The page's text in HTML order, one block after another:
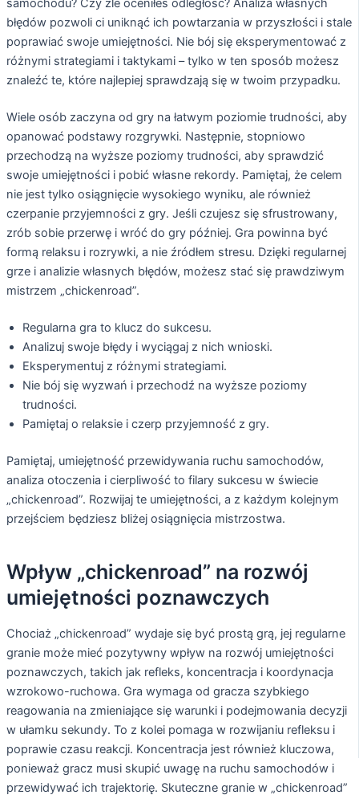
samochodu? Czy źle oceniłeś odległość? Analiza własnych
błędów pozwoli ci uniknąć ich powtarzania w przyszłości i stale
poprawiać swoje umiejętności. Nie bój się eksperymentować z
różnymi strategiami i taktykami – tylko w ten sposób możesz
znaleźć te, które najlepiej sprawdzają się w twoim przypadku.
Wiele osób zaczyna od gry na łatwym poziomie trudności, aby
opanować podstawy rozgrywki. Następnie, stopniowo
przechodzą na wyższe poziomy trudności, aby sprawdzić
swoje umiejętności i pobić własne rekordy. Pamiętaj, że celem
nie jest tylko osiągnięcie wysokiego wyniku, ale również
czerpanie przyjemności z gry. Jeśli czujesz się sfrustrowany,
zrób sobie przerwę i wróć do gry później. Gra powinna być
formą relaksu i rozrywki, a nie źródłem stresu. Dzięki regularnej
grze i analizie własnych błędów, możesz stać się prawdziwym
mistrzem „chickenroad”.
Regularna gra to klucz do sukcesu.
Analizuj swoje błędy i wyciągaj z nich wnioski.
Eksperymentuj z różnymi strategiami.
Nie bój się wyzwań i przechodź na wyższe poziomy
trudności.
Pamiętaj o relaksie i czerp przyjemność z gry.
Pamiętaj, umiejętność przewidywania ruchu samochodów,
analiza otoczenia i cierpliwość to filary sukcesu w świecie
„chickenroad”. Rozwijaj te umiejętności, a z każdym kolejnym
przejściem będziesz bliżej osiągnięcia mistrzostwa.
Wpływ „chickenroad” na rozwój
umiejętności poznawczych
Chociaż „chickenroad” wydaje się być prostą grą, jej regularne
granie może mieć pozytywny wpływ na rozwój umiejętności
poznawczych, takich jak refleks, koncentracja i koordynacja
wzrokowo-ruchowa. Gra wymaga od gracza szybkiego
reagowania na zmieniające się warunki i podejmowania decyzji
w ułamku sekundy. To z kolei pomaga w rozwijaniu refleksu i
poprawie czasu reakcji. Koncentracja jest również kluczowa,
ponieważ gracz musi skupić uwagę na ruchu samochodów i
przewidywać ich trajektorię. Skuteczne granie w „chickenroad”